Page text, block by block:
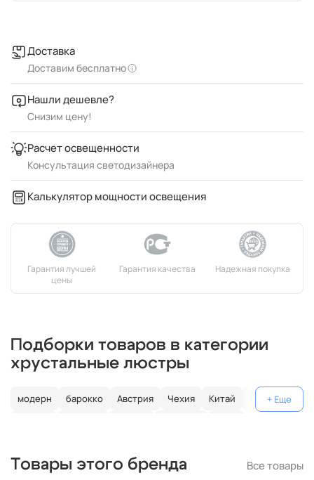
Доставка
Доставим бесплатно
Нашли дешевле?
Снизим цену!
Расчет освещенности
Консультация светодизайнера
Калькулятор мощности освещения
Подборки товаров в категории
хрустальные люстры
модерн барокко Австрия Чехия Китай
Германия
круглые
классические светодиодные
кольцо
Товары этого бренда Все товары